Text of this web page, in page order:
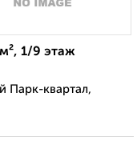
1/9 этаж
Парк-квартал,